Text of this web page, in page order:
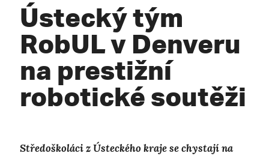
Ústecký tým
RobUL v Denveru
na prestižní
robotické soutěži
Středoškoláci z Ústeckého kraje se chystají na